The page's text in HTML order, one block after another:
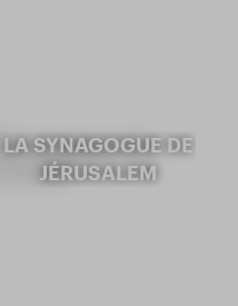
LA SYNAGOGUE DE
JÉRUSALEM